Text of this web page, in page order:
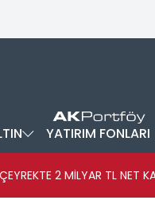
YATIRIM FONLARI
2 MİLYAR TL NET